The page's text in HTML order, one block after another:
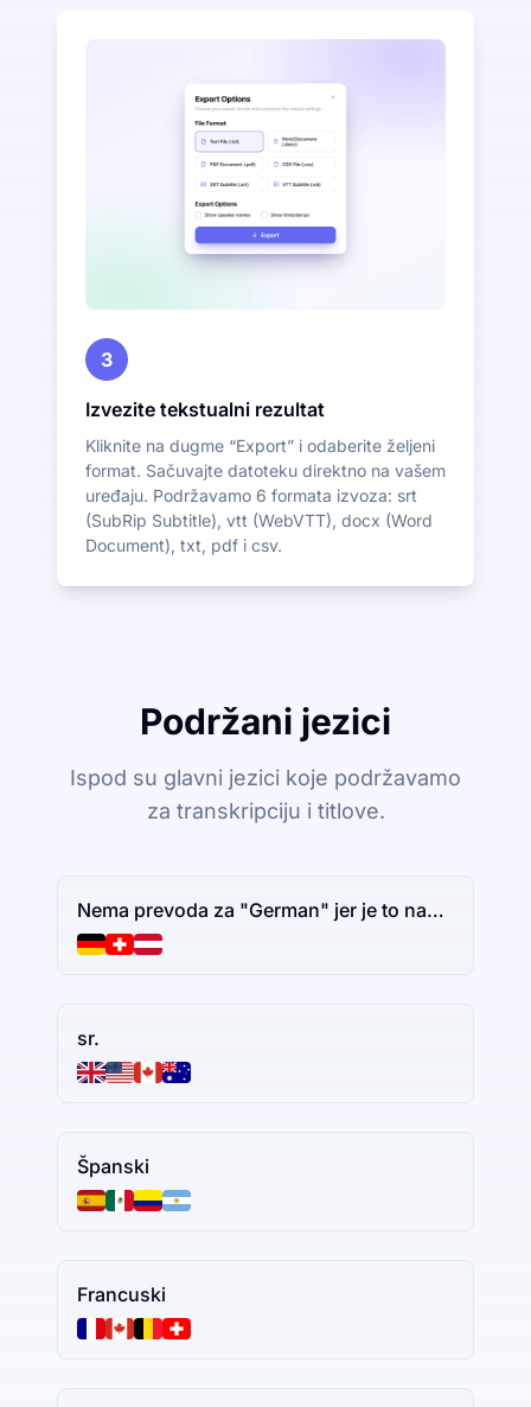
3
Izvezite tekstualni rezultat
Kliknite na dugme “Export” i odaberite željeni
format. Sačuvajte datoteku direktno na vašem
uređaju. Podržavamo 6 formata izvoza: srt
(SubRip Subtitle), vtt (WebVTT), docx (Word
Document), txt, pdf i csv.
Podržani jezici
Ispod su glavni jezici koje podržavamo
za transkripciju i titlove.
Nema prevoda za "German" jer je to naziv jezika. Ako imate dodatni tekst za prevođenje, slobodno ga podelite.
sr.
Španski
Francuski